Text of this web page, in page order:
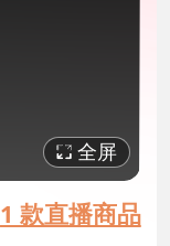
全屏
1 款直播商品